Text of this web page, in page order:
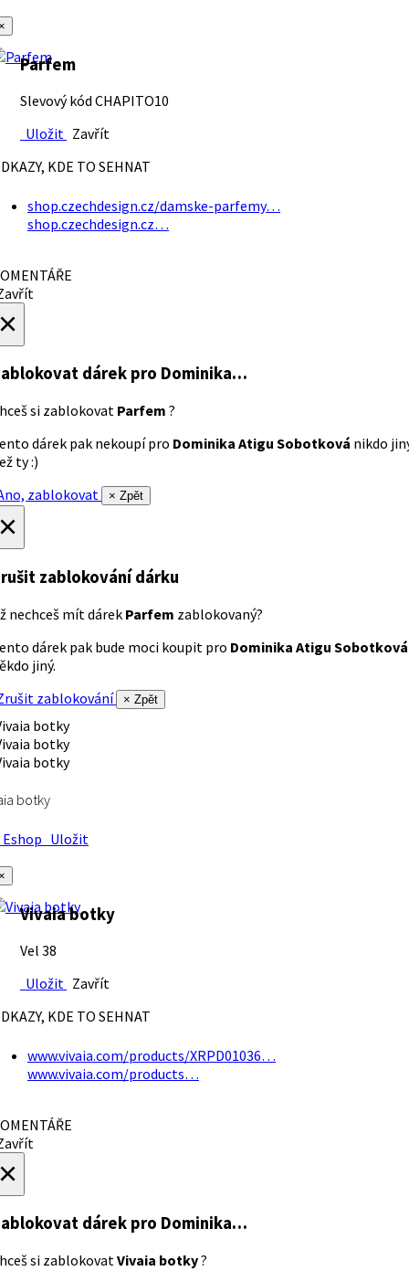
Parfem
Slevový kód CHAPITO10
Uložit Zavřít
KDE TO SEHNAT
shop.czechdesign.cz/damske-parfemy…
shop.czechdesign.cz…
dárek pro Dominika…
si zablokovat Parfem ?
dárek pak nekoupí pro Dominika Atigu Sobotková nikdo
ty :)
zablokovat
× Zpět
zablokování dárku
nechceš mít dárek Parfem zablokovaný?
dárek pak bude moci koupit pro Dominika Atigu Sobotková
jiný.
zablokování
× Zpět
botky
Uložit
Vivaia botky
Vel 38
Uložit Zavřít
KDE TO SEHNAT
www.vivaia.com/products/XRPD01036…
www.vivaia.com/products…
dárek pro Dominika…
si zablokovatVivaia botky?